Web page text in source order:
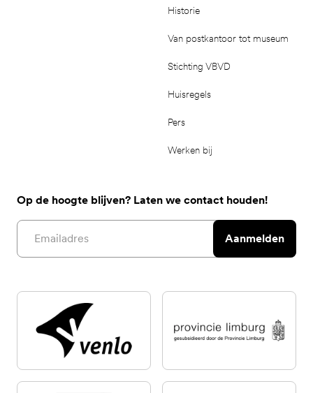
Historie
Van postkantoor tot museum
Stichting VBVD
Huisregels
Pers
Werken bij
Op de hoogte blijven? Laten we contact houden!
Email address
Aanmelden